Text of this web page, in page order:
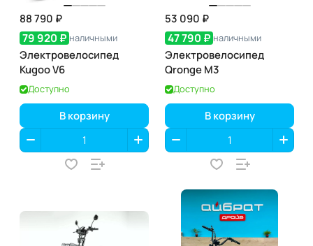
88 790 ₽
79 920 ₽ наличными
Электровелосипед
Kugoo V6
Доступно
В корзину
53 090 ₽
47 790 ₽ наличными
Электровелосипед
Qronge M3
Доступно
В корзину